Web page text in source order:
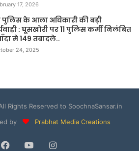
17, 2026
पुलिस के आला अधिकारी की बड़ी
: घूसखोरी पर 11 पुलिस कर्मी निलंबित
मे 149 तबादले..
24, 2025
Rights Reserved to SoochnaSansar.in
by
Prabhat Media Creations
Facebook
YouTubeInstagram